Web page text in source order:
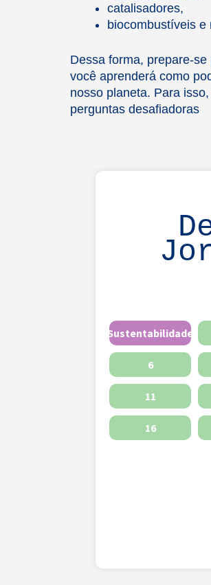
catalisadores,
biocombustíveis e
Dessa forma, prepare-
você aprenderá como
nosso planeta. Para
perguntas desafiadoras
Sustentabilidade
6
11
16